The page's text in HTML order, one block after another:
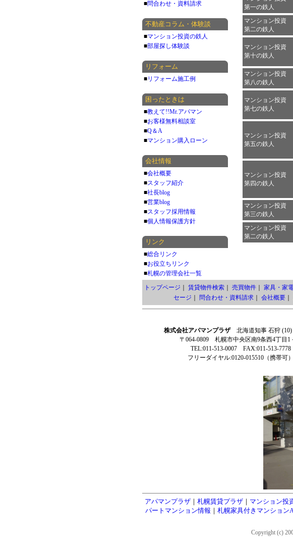
第一の鉄人
マンション投資
第二の鉄人
マンション投資
第十の鉄人
マンション投資
第八の鉄人
マンション投資
第七の鉄人
マンション投資
第五の鉄人
マンション投資
第四の鉄人
マンション投資
第三の鉄人
マンション投資
第二の鉄人
■問合わせ・資料請求
不動産コラム・体験談
■マンション投資の鉄人
■部屋探し体験談
リフォーム
■リフォーム施工例
困ったときは
■教えて!!Mr.アパマン
■お客様無料相談室
■Q＆A
■マンション購入ローン
会社情報
■会社概要
■スタッフ紹介
■社長blog
■営業blog
■スタッフ採用情報
■個人情報保護方針
リンク
■総合リンク
■お役立ちリンク
■札幌の管理会社一覧
トップページ
賃貸物件検索｜ 売買物件｜ 家具・家
セージ
問合わせ・資料請求｜ 会社概要｜
株式会社アパマンプラザ北海道知事 石狩 (10)
〒064-0809 札幌市中央区南9条西4丁目1
TEL:011-513-0007 FAX:011-513-7778
フリーダイヤル:0120-015510（携帯可）
アパマンプラザ ｜ 札幌賃貸プラザ ｜ マンション投
パートマンション情報 ｜ 札幌家具付きマンション
Copyright (c)